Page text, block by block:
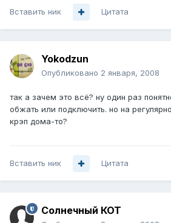
Вставить ник Цитата
Yokodzun
Опубликовано 2 января, 2008
так а зачем это всё? ну один раз
обжать или подключить. но на
крэп дома-то?
Вставить ник Цитата
Солнечный КОТ